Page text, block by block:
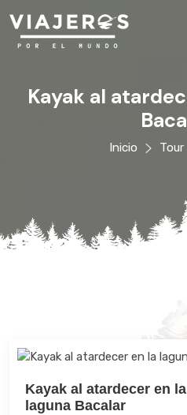
Kayak al
Inicio Tour
Kayak al atardecer en la
laguna Bacalar